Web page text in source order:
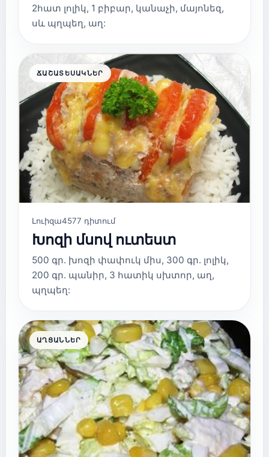
2հատ լոլիկ, 1 բիբար, կանաչի, մայոնեզ,
սև պղպեղ, աղ:
ՃԱՇԱՏԵՍԱԿՆԵՐ
Լուիզա4577 դիտում
Խոզի մսով ուտեստ
500 գր. խոզի փափուկ միս, 300 գր. լոլիկ,
200 գր. պանիր, 3 հատիկ սխտոր, աղ,
պղպեղ:
ԱՂՑԱՆՆԵՐ